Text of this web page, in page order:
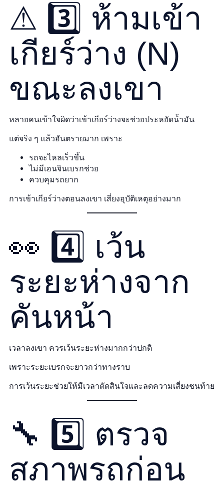
⚠ 3️⃣ ห้ามเข้า
เกียร์ว่าง (N)
ขณะลงเขา
หลายคนเข้าใจผิดว่าเข้าเกียร์ว่างจะช่วยประหยัดน้ำมัน
แต่จริง ๆ แล้วอันตรายมาก เพราะ
รถจะไหลเร็วขึ้น
ไม่มีเอนจินเบรกช่วย
ควบคุมรถยาก
การเข้าเกียร์ว่างตอนลงเขา เสี่ยงอุบัติเหตุอย่างมาก
👀 4️⃣ เว้น
ระยะห่างจาก
คันหน้า
เวลาลงเขา ควรเว้นระยะห่างมากกว่าปกติ
เพราะระยะเบรกจะยาวกว่าทางราบ
การเว้นระยะช่วยให้มีเวลาตัดสินใจและลดความเสี่ยงชนท้าย
🔧 5️⃣ ตรวจ
สภาพรถก่อน